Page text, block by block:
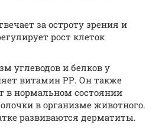
за остроту зрения и
рост клеток
углеводов и белков у
витамин РР. Он также
в нормальном состоянии
в организме животного.
развиваются дерматиты.